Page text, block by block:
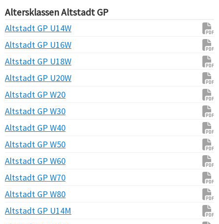
Altersklassen Altstadt GP
Altstadt GP U14W
Altstadt GP U16W
Altstadt GP U18W
Altstadt GP U20W
Altstadt GP W20
Altstadt GP W30
Altstadt GP W40
Altstadt GP W50
Altstadt GP W60
Altstadt GP W70
Altstadt GP W80
Altstadt GP U14M